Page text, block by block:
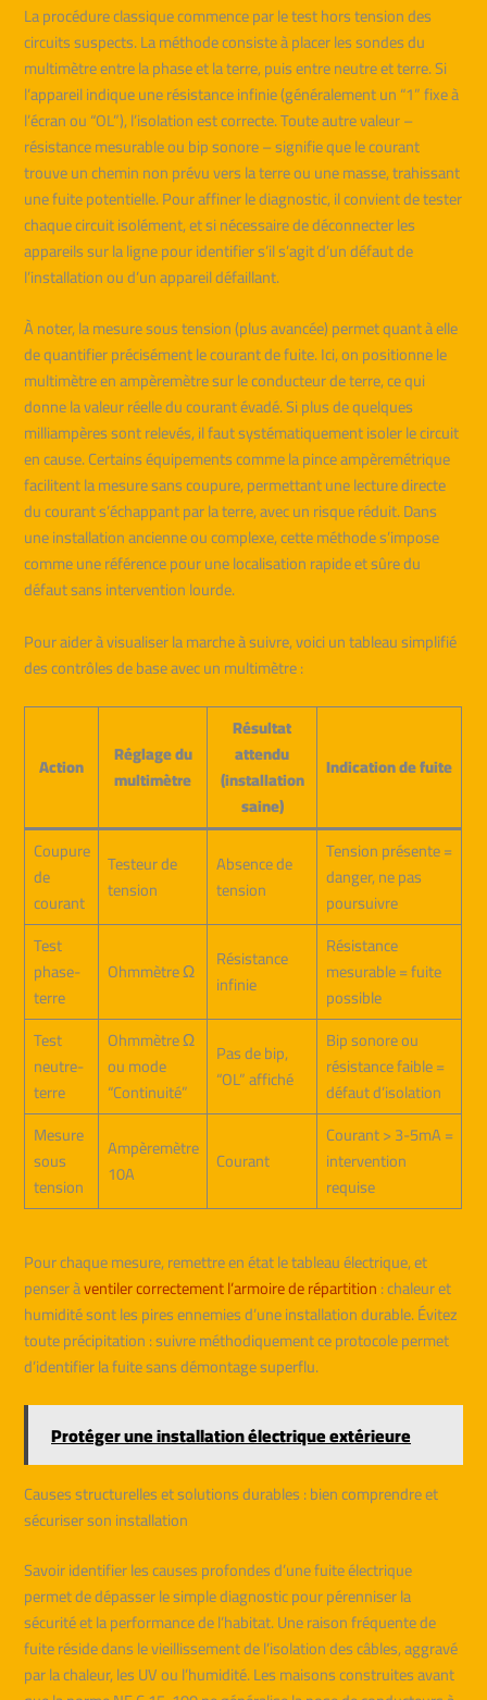
La procédure classique commence par le test hors tension des
circuits suspects. La méthode consiste à placer les sondes du
multimètre entre la phase et la terre, puis entre neutre et terre. Si
l’appareil indique une résistance infinie (généralement un “1” fixe à
l’écran ou “OL”), l’isolation est correcte. Toute autre valeur –
résistance mesurable ou bip sonore – signifie que le courant
trouve un chemin non prévu vers la terre ou une masse, trahissant
une fuite potentielle. Pour affiner le diagnostic, il convient de tester
chaque circuit isolément, et si nécessaire de déconnecter les
appareils sur la ligne pour identifier s’il s’agit d’un défaut de
l’installation ou d’un appareil défaillant.
À noter, la mesure sous tension (plus avancée) permet quant à elle
de quantifier précisément le courant de fuite. Ici, on positionne le
multimètre en ampèremètre sur le conducteur de terre, ce qui
donne la valeur réelle du courant évadé. Si plus de quelques
milliampères sont relevés, il faut systématiquement isoler le circuit
en cause. Certains équipements comme la pince ampèremétrique
facilitent la mesure sans coupure, permettant une lecture directe
du courant s’échappant par la terre, avec un risque réduit. Dans
une installation ancienne ou complexe, cette méthode s’impose
comme une référence pour une localisation rapide et sûre du
défaut sans intervention lourde.
Pour aider à visualiser la marche à suivre, voici un tableau simplifié
des contrôles de base avec un multimètre :
Action
Réglage du
multimètre
Résultat
attendu
(installation
saine)
Indication de fuite
Coupure
de
courant
Testeur de
tension
Absence de
tension
Tension présente =
danger, ne pas
poursuivre
Test
phase-
terre
Ohmmètre Ω
Résistance
infinie
Résistance
mesurable = fuite
possible
Test
neutre-
terre
Ohmmètre Ω
ou mode
“Continuité”
Pas de bip,
“OL” affiché
Bip sonore ou
résistance faible =
défaut d’isolation
Mesure
sous
tension
Ampèremètre
10A
Courant
Courant > 3-5mA =
intervention
requise
Pour chaque mesure, remettre en état le tableau électrique, et
penser àventiler correctement l’armoire de répartition: chaleur et
humidité sont les pires ennemies d’une installation durable. Évitez
toute précipitation : suivre méthodiquement ce protocole permet
d’identifier la fuite sans démontage superflu.
Protéger une installation électrique extérieure
Causes structurelles et solutions durables : bien comprendre et
sécuriser son installation
Savoir identifier les causes profondes d’une fuite électrique
permet de dépasser le simple diagnostic pour pérenniser la
sécurité et la performance de l’habitat. Une raison fréquente de
fuite réside dans le vieillissement de l’isolation des câbles, aggravé
par la chaleur, les UV ou l’humidité. Les maisons construites avant